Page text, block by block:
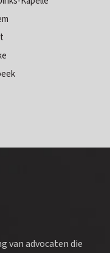
van advocaten die